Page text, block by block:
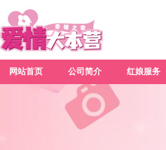
网站首页 公司简介 红娘服务